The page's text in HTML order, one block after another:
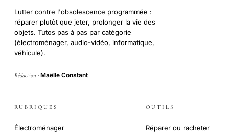
Lutter contre l'obsolescence programmée :
réparer plutôt que jeter, prolonger la vie des
objets. Tutos pas à pas par catégorie
(électroménager, audio-vidéo, informatique,
véhicule).
Rédaction : Maëlle Constant
RUBRIQUES
Électroménager
OUTILS
Réparer ou racheter